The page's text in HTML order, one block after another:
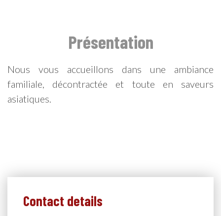
Présentation
Nous vous accueillons dans une ambiance
familiale, décontractée et toute en saveurs
asiatiques.
Contact details